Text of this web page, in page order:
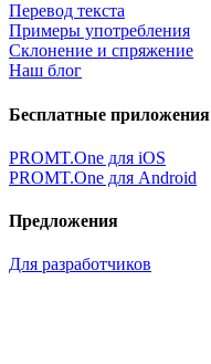
Перевод текста
Примеры употребления
Склонение и спряжение
Наш блог
Бесплатные приложения
PROMT.One для iOS
PROMT.One для Android
Предложения
Для разработчиков